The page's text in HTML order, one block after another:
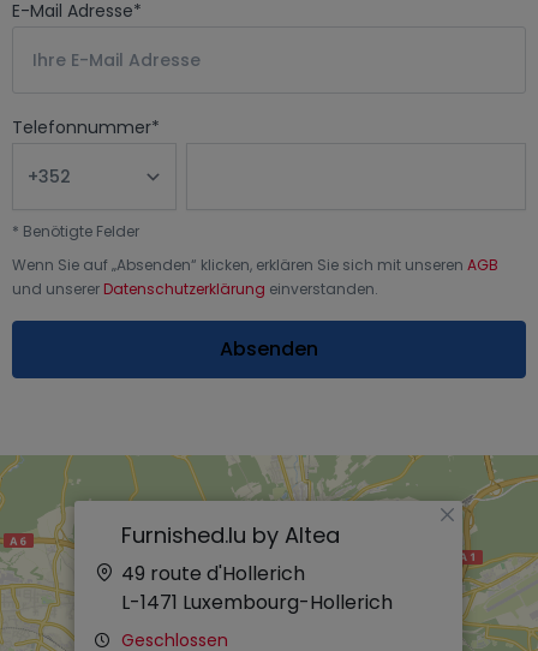
E-Mail Adresse*
Telefonnummer*
* Benötigte Felder
Wenn Sie auf „Absenden“ klicken, erklären Sie sich mit unseren AGB
und unserer Datenschutzerklärung einverstanden.
Absenden
Furnished.lu by Altea
49 route d'Hollerich
L-1471 Luxembourg-Hollerich
Geschlossen
×